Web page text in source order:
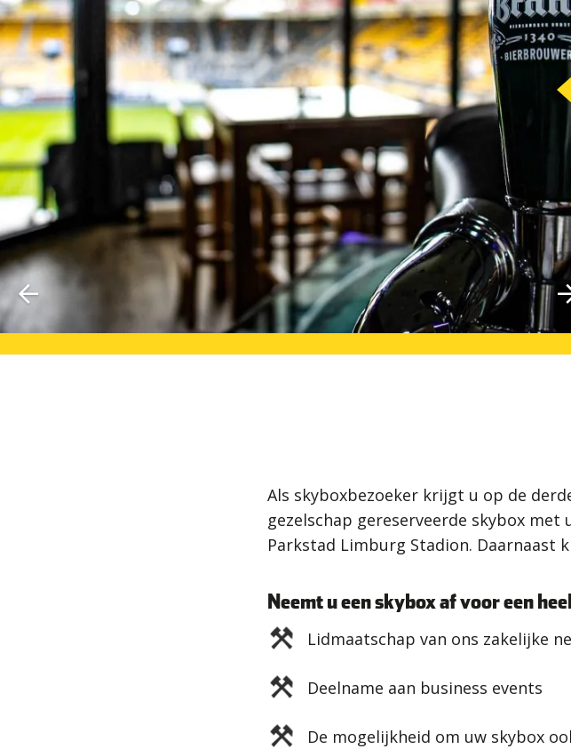
Als skyboxbezoeker krijgt u op de
gezelschap gereserveerde skybox
Parkstad Limburg Stadion. Daarnaast
Neemt u een skybox af voor een
Lidmaatschap van ons zakelijke
Deelname aan business events
De mogelijkheid om uw skybox